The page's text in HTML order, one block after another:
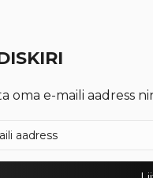
oma e-maili aadress